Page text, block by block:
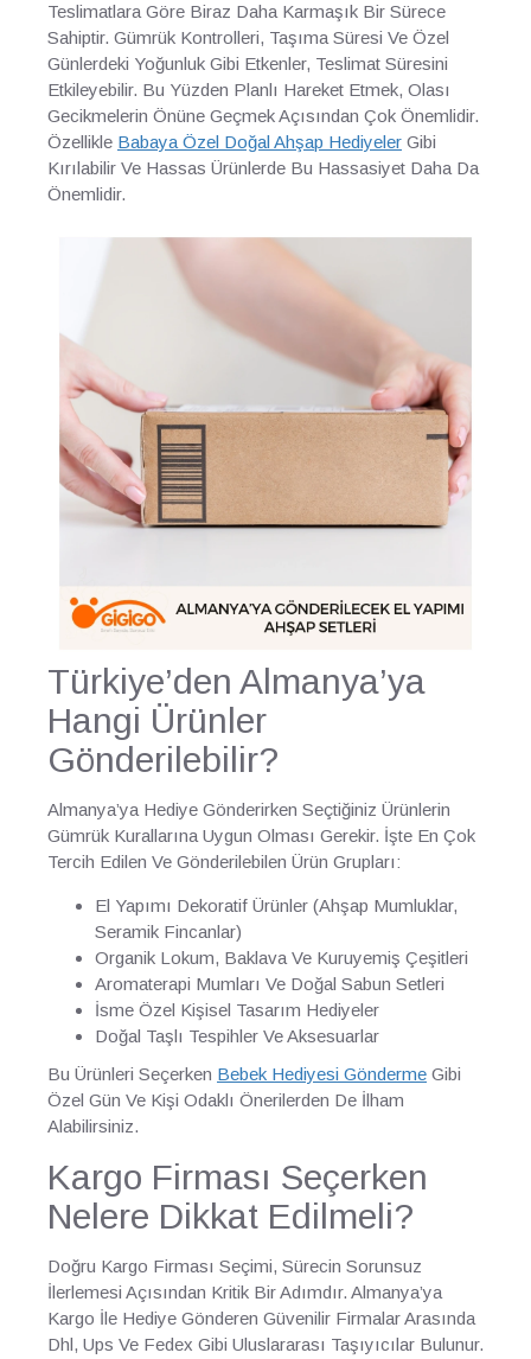
Teslimatlara Göre Biraz Daha Karmaşık Bir Sürece
Sahiptir. Gümrük Kontrolleri, Taşıma Süresi Ve Özel
Günlerdeki Yoğunluk Gibi Etkenler, Teslimat Süresini
Etkileyebilir. Bu Yüzden Planlı Hareket Etmek, Olası
Gecikmelerin Önüne Geçmek Açısından Çok Önemlidir.
Özellikle Babaya Özel Doğal Ahşap Hediyeler Gibi
Kırılabilir Ve Hassas Ürünlerde Bu Hassasiyet Daha Da
Önemlidir.
Türkiye’den Almanya’ya
Hangi Ürünler
Gönderilebilir?
Almanya’ya Hediye Gönderirken Seçtiğiniz Ürünlerin
Gümrük Kurallarına Uygun Olması Gerekir. İşte En Çok
Tercih Edilen Ve Gönderilebilen Ürün Grupları:
El Yapımı Dekoratif Ürünler (Ahşap Mumluklar,
Seramik Fincanlar)
Organik Lokum, Baklava Ve Kuruyemiş Çeşitleri
Aromaterapi Mumları Ve Doğal Sabun Setleri
İsme Özel Kişisel Tasarım Hediyeler
Doğal Taşlı Tespihler Ve Aksesuarlar
Bu Ürünleri Seçerken Bebek Hediyesi Gönderme Gibi
Özel Gün Ve Kişi Odaklı Önerilerden De İlham
Alabilirsiniz.
Kargo Firması Seçerken
Nelere Dikkat Edilmeli?
Doğru Kargo Firması Seçimi, Sürecin Sorunsuz
İlerlemesi Açısından Kritik Bir Adımdır. Almanya’ya
Kargo İle Hediye Gönderen Güvenilir Firmalar Arasında
Dhl, Ups Ve Fedex Gibi Uluslararası Taşıyıcılar Bulunur.